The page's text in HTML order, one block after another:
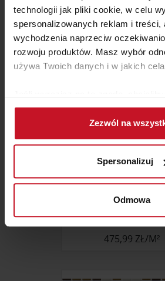
technologii jak pliki cookie, w celu
spersonalizowanych reklam i treści,
wychodzenia naprzeciw
rozwoju produktów. Masz wybór
używa Twoich danych i w jakich
Gromadzić dane dotyczące
geograficznej z dokładnością
Identyfikować Twoje
(fingerprinting, czyli wirtualny
Dowiedz się więcej odnośnie tego,
dane są przetwarzane oraz ustaw
zmienić lub wycofać swoją zgodę w
Zezwól na
Spersonalizuj
Odmowa
442,34 ZŁ/M²
475,99 ZŁ/M²